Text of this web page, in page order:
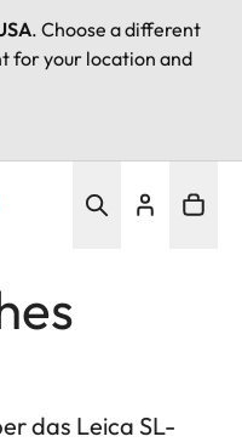
. Choose a different
for your location and
das Leica SL-